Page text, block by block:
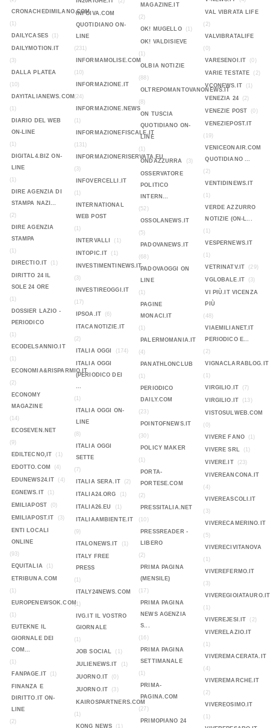
CRONACHEDIMILANO.COM
(1)
DAILYCASES
(1)
DAILYMOTION.IT
(3)
DALLA PLATEA
(10)
DAYITALIANEWS.COM
(1)
DIARIO DEL WEB
ON-LINE
(1)
DIGITAL4.BIZ ON-
LINE
(1)
DIRE AGENZIA DI
STAMPA NAZI...
(2)
DIRE AGENZIA
STAMPA
(1)
DIRECTIO.IT
(1)
DIRITTO 24 IL
SOLE 24 ORE
(1)
DOSSIER LAZIO -
PERIODICO
(1)
ECODELSANNIO.IT
(1)
ECONOMIA&RISPARMIO.IT
(2)
ECONOMY
MAGAZINE
(14)
ECOSEVEN.NET
(9)
EDILTECNO,IT
(1)
EDOTTO.COM (4)
EDUNEWS24.IT (4)
EGNEWS.IT (1)
EMILIAPOST (0)
EMILIAPOST.IT (3)
ENTI LOCALI
ONLINE
(93)
EQUITALIA
(1)
ETRIBUNA.COM
(1)
EUROPENEWSOK.COM
(1)
EUTEKNE IL
GIORNALE DEI
COM...
(1)
FANPAGE.IT
(1)
FINANZA E
DIRITTO.IT ON-
LINE
(2)
INFOIVA.COM
QUOTIDIANO ON-
LINE
(231)
INFORMAMOLISE.COM
(10)
INFORMAZIONE.IT
(24)
INFORMAZIONE.NEWS
(1)
INFORMAZIONEFISCALE.IT
(131)
INFORMAZIONERISERVATA.EU
(3)
INFOVERCELLI.IT
(1)
INTERNATIONAL
WEB POST
(1)
INTERVALLI
(1)
INTOPIC.IT (1)
INVESTIMENTINEWS.IT
(3)
INVESTIREOGGI.IT
(17)
IPSOA.IT
(6)
ITACANOTIZIE.IT
(2)
ITALIA OGGI
(174)
ITALIA OGGI
(PERIODICO DEI
...
(1)
ITALIA OGGI ON-
LINE
(8)
ITALIA OGGI
SETTE
(7)
ITALIA SERA.IT
(2)
ITALIA24.ORG (1)
ITALIA26.EU (1)
ITALIAAMBIENTE.IT
(9)
ITALONEWS.IT
(1)
ITALY FREE
PRESS
(1)
ITALY24NEWS.COM
(1)
IVG.IT IL VOSTRO
GIORNALE
(1)
JOB SOCIAL
(1)
JULIENEWS.IT (1)
JUORNO.IT (0)
JUORNO.IT (3)
KAIROSPARTNERS.COM
(1)
KONG NEWS
(1)
MAGAZINE.IT
(2)
OK! MUGELLO
(1)
OK! VALDISIEVE
(1)
OLBIA NOTIZIE
(88)
OLTREPOMANTOVANONEWS.IT
(8)
ON TUSCIA
QUOTIDIANO ON-
LINE
(1)
ONDAZZURRA
(3)
OSSERVATORE
POLITICO
INTERN...
(52)
OSSOLANEWS.IT
(5)
PADOVANEWS.IT
(68)
PADOVAOGGI ON
LINE
(1)
PAGINE
MONACI.IT
(1)
PALERMOMANIA.IT
(4)
PANATHLONCLUB
(1)
PERIODICO
DAILY.COM
(23)
POINTOFNEWS.IT
(30)
POLICY MAKER
(1)
PORTA-
PORTESE.COM
(2)
PRESSITALIA.NET
(10)
PRESSREADER -
LIBERO
(2)
PRIMA PAGINA
(MENSILE)
(17)
PRIMA PAGINA
NEWS AGENZIA
S...
(16)
PRIMA PAGINA
SETTIMANALE
(1)
PRIMA-
PAGINA.COM
(27)
PRIMOPIANO 24
VAL VIBRATA LIFE
(2)
VALVIBRATALIFE
(0)
VARESENOI.IT
(0)
VARIE TESTATE (2)
VCONEWS.IT (1)
VENEZIA 24 (2)
VENEZIE POST (0)
VENEZIEPOST.IT
(19)
VENICEONAIR.COM
QUOTIDIANO ...
(2)
VENTIDINEWS.IT
(1)
VERDE AZZURRO
NOTIZIE (ON-L...
(1)
VESPERNEWS.IT
(1)
VETRINATV.IT
(29)
VGLOBALE.IT (3)
VI PIÙ.IT VICENZA
PIÙ
(48)
VIAEMILIANET.IT
PERIODICO E...
(2)
VIGNACLARABLOG.IT
(1)
VIRGILIO.IT
(7)
VIRGILIO.IT (13)
VISTOSULWEB.COM
(0)
VIVERE FANO
(1)
VIVERE SRL (1)
VIVERE.IT (23)
VIVEREANCONA.IT
(4)
VIVEREASCOLI.IT
(3)
VIVERECAMERINO.IT
(5)
VIVERECIVITANOVA
(1)
VIVEREFERMO.IT
(3)
VIVEREGIOIATAURO.IT
(1)
VIVEREJESI.IT
(2)
VIVERELAZIO.IT
(1)
VIVEREMACERATA.IT
(4)
VIVEREMARCHE.IT
(2)
VIVEREOSIMO.IT
(1)